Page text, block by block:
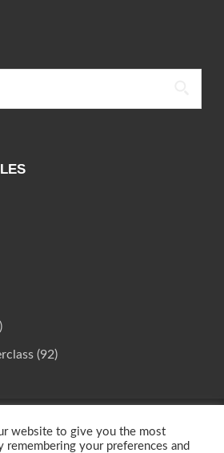
(92)
website to give you the most
remembering your preferences and